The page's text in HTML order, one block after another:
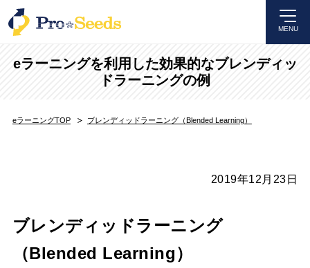
MENU
eラーニングを利用した効果的なブレンディッ
ドラーニングの例
eラーニングTOP ブレンディッドラーニング（Blended Learning）
2019年12月23日
ブレンディッドラーニング
（Blended Learning）